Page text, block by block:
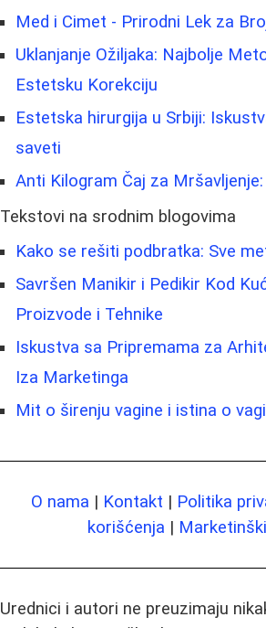
Med i Cimet - Prirodni Lek za
Uklanjanje Ožiljaka: Najbolje
Estetsku Korekciju
Estetska hirurgija u Srbiji:
saveti
Anti Kilogram Čaj za
Tekstovi na srodnim blogovima
Kako se rešiti podbratka: Sve
Savršen Manikir i Pedikir Kod
Proizvode i Tehnike
Iskustva sa Pripremama za
Iza Marketinga
Mit o širenju vagine i istina o
O nama | Kontakt | Politika
korišćenja |
Urednici i autori ne preuzimaju